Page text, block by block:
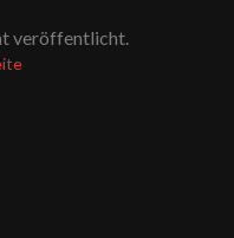
veröffentlicht.